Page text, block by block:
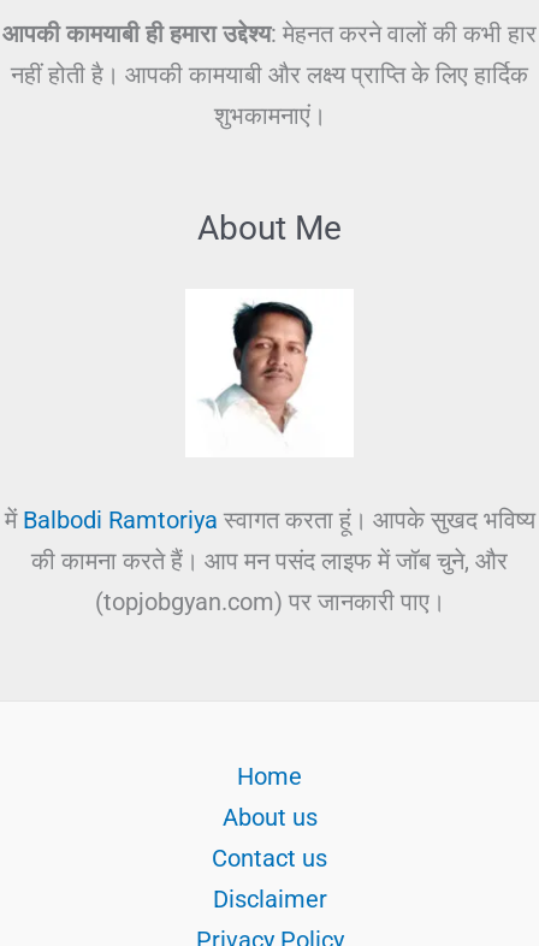
आपकी कामयाबी ही हमारा उद्देश्य: मेहनत करने वालों की कभी हार
नहीं होती है। आपकी कामयाबी और लक्ष्य प्राप्ति के लिए हार्दिक
शुभकामनाएं।
About Me
में Balbodi Ramtoriya स्वागत करता हूं। आपके सुखद भविष्य
की कामना करते हैं। आप मन पसंद लाइफ में जॉब चुने, और
(topjobgyan.com) पर जानकारी पाए।
Home
About us
Contact us
Disclaimer
Privacy Policy